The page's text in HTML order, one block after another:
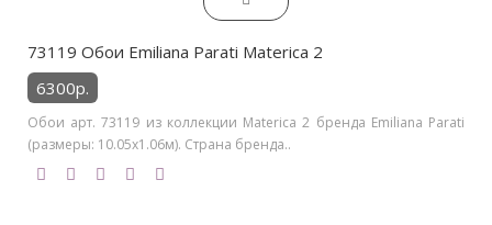
73119 Обои Emiliana Parati Materica 2
6300р.
Обои арт. 73119 из коллекции Materica 2 бренда Emiliana Parati
(размеры: 10.05х1.06м). Страна бренда..